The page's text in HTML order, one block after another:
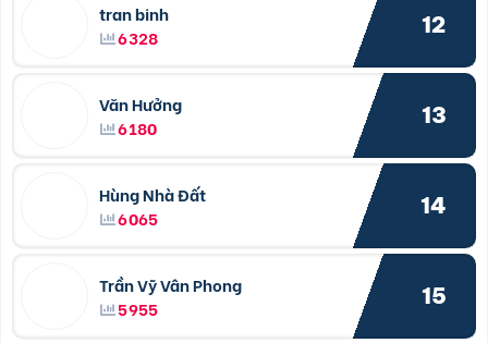
tran binh
6328
12
Văn Hưởng
6180
13
Hùng Nhà Đất
6065
14
Trần Vỹ Vân Phong
5955
15